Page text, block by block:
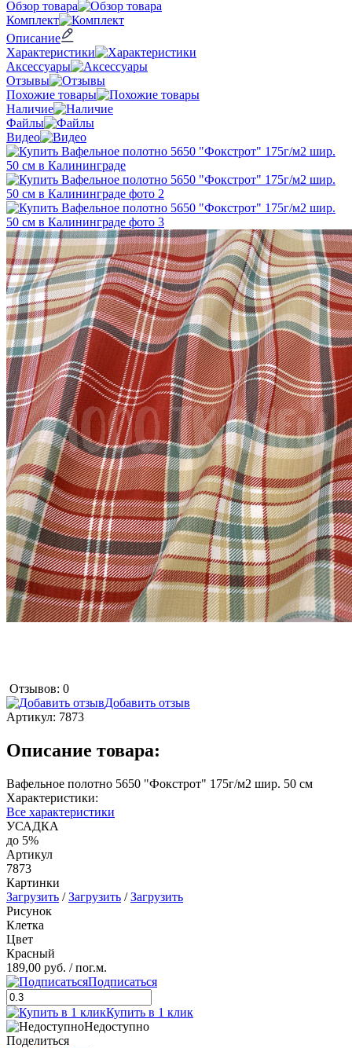
Обзор товара
Комплект
Описание
Характеристики
Аксессуары
Отзывы
Похожие товары
Наличие
Файлы
Видео
Отзывов: 0
Добавить отзыв
Артикул: 7873
Описание товара:
Вафельное полотно 5650 "Фокстрот" 175г/м2 шир. 50 см
Характеристики:
Все характеристики
УСАДКА
до 5%
Артикул
7873
Картинки
Загрузить /Загрузить /Загрузить
Рисунок
Клетка
Цвет
Красный
189,00 руб. / пог.м.
Подписаться
Купить в 1 клик
Недоступно
Поделиться